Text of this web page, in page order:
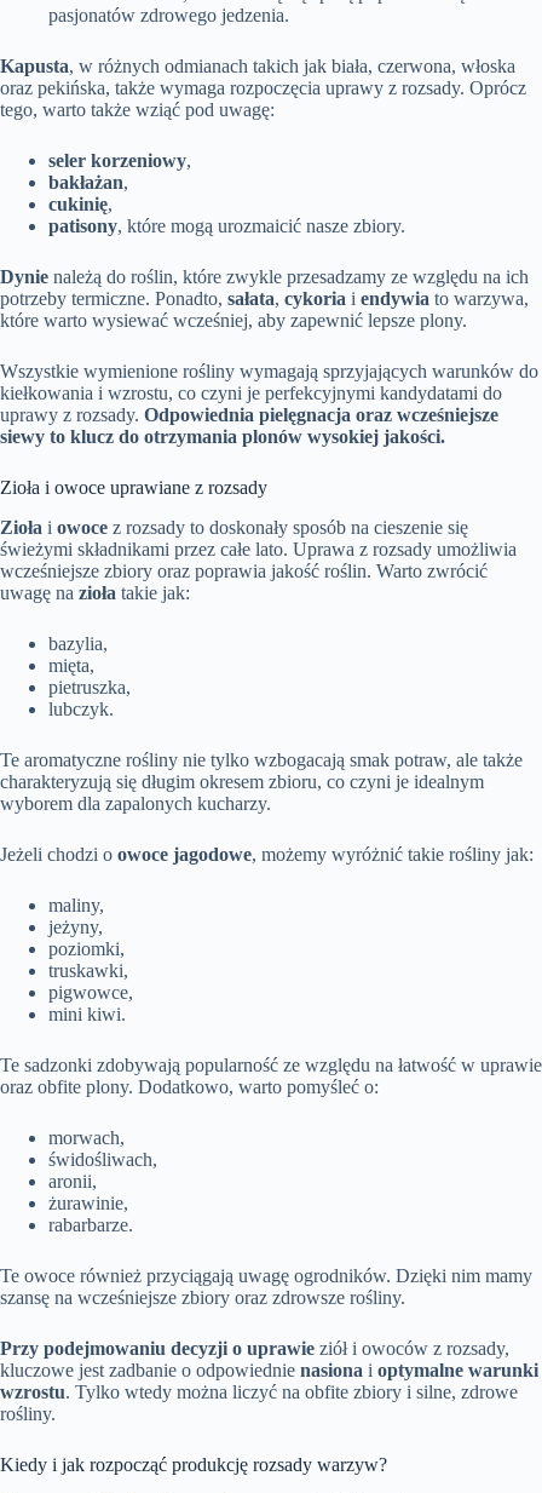
pasjonatów zdrowego jedzenia.
Kapusta, w różnych odmianach takich jak biała, czerwona, włoska
oraz pekińska, także wymaga rozpoczęcia uprawy z rozsady. Oprócz
tego, warto także wziąć pod uwagę:
seler korzeniowy,
bakłażan,
cukinię,
patisony, które mogą urozmaicić nasze zbiory.
Dynie należą do roślin, które zwykle przesadzamy ze względu na ich
potrzeby termiczne. Ponadto, sałata, cykoria i endywia to warzywa,
które warto wysiewać wcześniej, aby zapewnić lepsze plony.
Wszystkie wymienione rośliny wymagają sprzyjających warunków do
kiełkowania i wzrostu, co czyni je perfekcyjnymi kandydatami do
uprawy z rozsady. Odpowiednia pielęgnacja oraz wcześniejsze
siewy to klucz do otrzymania plonów wysokiej jakości.
Zioła i owoce uprawiane z rozsady
Zioła i owoce z rozsady to doskonały sposób na cieszenie się
świeżymi składnikami przez całe lato. Uprawa z rozsady umożliwia
wcześniejsze zbiory oraz poprawia jakość roślin. Warto zwrócić
uwagę na zioła takie jak:
bazylia,
mięta,
pietruszka,
lubczyk.
Te aromatyczne rośliny nie tylko wzbogacają smak potraw, ale także
charakteryzują się długim okresem zbioru, co czyni je idealnym
wyborem dla zapalonych kucharzy.
Jeżeli chodzi o owoce jagodowe, możemy wyróżnić takie rośliny jak:
maliny,
jeżyny,
poziomki,
truskawki,
pigwowce,
mini kiwi.
Te sadzonki zdobywają popularność ze względu na łatwość w uprawie
oraz obfite plony. Dodatkowo, warto pomyśleć o:
morwach,
świdośliwach,
aronii,
żurawinie,
rabarbarze.
Te owoce również przyciągają uwagę ogrodników. Dzięki nim mamy
szansę na wcześniejsze zbiory oraz zdrowsze rośliny.
Przy podejmowaniu decyzji o uprawie ziół i owoców z rozsady,
kluczowe jest zadbanie o odpowiednie nasiona i optymalne warunki
wzrostu. Tylko wtedy można liczyć na obfite zbiory i silne, zdrowe
rośliny.
Kiedy i jak rozpocząć produkcję rozsady warzyw?